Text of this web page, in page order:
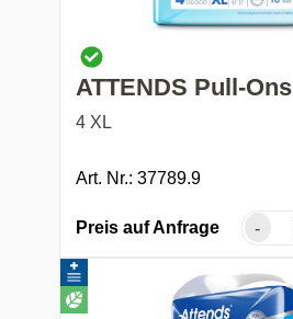
ATTENDS Pull-Ons
4 XL
Art. Nr.: 37789.9
Preis auf Anfrage -